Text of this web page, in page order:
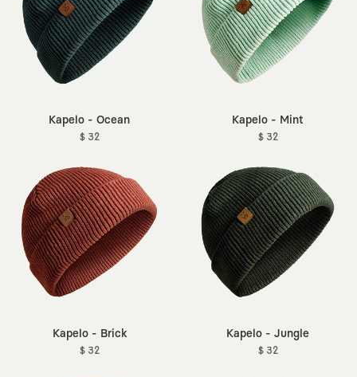
Kapelo - Ocean
$ 32
Kapelo - Mint
$ 32
Kapelo - Brick
$ 32
Kapelo - Jungle
$ 32